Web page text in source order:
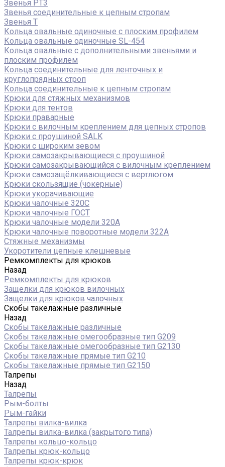
Звенья РТ3
Звенья соединительные к цепным стропам
Звенья Т
Кольца овальные одиночные c плоским профилем
Кольца овальные одиночные SL-454
Кольца овальные с дополнительными звеньями и
плоским профилем
Кольца соединительные для ленточных и
круглопрядных строп
Кольца соединительные к цепным стропам
Крюки для стяжных механизмов
Крюки для тентов
Крюки праварные
Крюки с вилочным креплением для цепных стропов
Крюки с проушиной SALK
Крюки с широким зевом
Крюки самозакрывающиеся с проушиной
Крюки самозакрывающийся с вилочным креплением
Крюки самозащёлкивающиеся с вертлюгом
Крюки скользящие (чокерные)
Крюки укорачивающие
Крюки чалочные 320C
Крюки чалочные ГОСТ
Крюки чалочные модели 320А
Крюки чалочные поворотные модели 322А
Стяжные механизмы
Укоротители цепные клешневые
Ремкомплекты для крюков
Назад
Ремкомплекты для крюков
Защелки для крюков вилочных
Защелки для крюков чалочных
Скобы такелажные различные
Назад
Скобы такелажные различные
Скобы такелажные омегообразные тип G209
Скобы такелажные омегообразные тип G2130
Скобы такелажные прямые тип G210
Скобы такелажные прямые тип G2150
Талрепы
Назад
Талрепы
Рым-болты
Рым-гайки
Талрепы вилка-вилка
Талрепы вилка-вилка (закрытого типа)
Талрепы кольцо-кольцо
Талрепы крюк-кольцо
Талрепы крюк-крюк